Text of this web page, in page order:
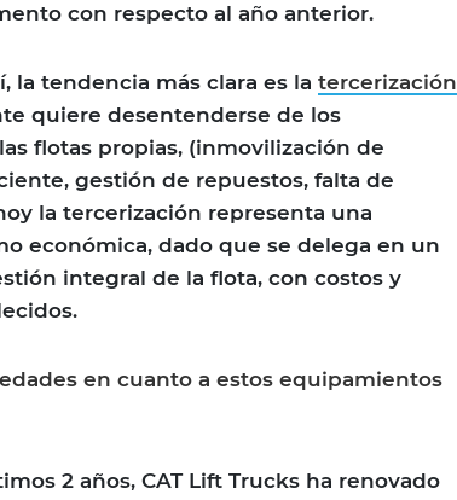
con respecto al año anterior.
la tendencia más clara es la tercerización
quiere desentenderse de los
flotas propias, (inmovilización de
gestión de repuestos, falta de
la tercerización representa una
económica, dado que se delega en un
integral de la flota, con costos y
en cuanto a estos equipamientos
2 años, CAT Lift Trucks ha renovado